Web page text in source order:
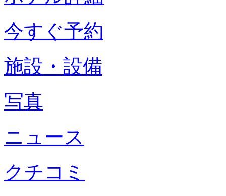
今すぐ予約
施設・設備
写真
ニュース
クチコミ